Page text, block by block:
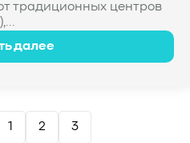
традиционных центров
далее
1 2 3